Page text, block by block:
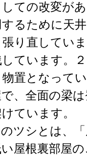
ての改変があ
るために天
り直してい
ています。
置となって
、全面の梁
ています。
のツシとは、
屋根裏部屋